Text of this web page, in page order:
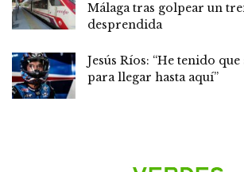
Málaga tras golpear un
desprendida
Jesús Ríos: “He tenido
para llegar hasta aquí”